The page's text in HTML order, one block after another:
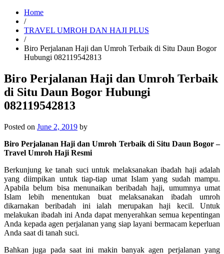
Home
/
TRAVEL UMROH DAN HAJI PLUS
/
Biro Perjalanan Haji dan Umroh Terbaik di Situ Daun Bogor
Hubungi 082119542813
Biro Perjalanan Haji dan Umroh Terbaik
di Situ Daun Bogor Hubungi
082119542813
Posted on June 2, 2019 by
Biro Perjalanan Haji dan Umroh Terbaik di Situ Daun Bogor –
Travel Umroh Haji Resmi
Berkunjung ke tanah suci untuk melaksanakan ibadah haji adalah
yang diimpikan untuk tiap-tiap umat Islam yang sudah mampu.
Apabila belum bisa menunaikan beribadah haji, umumnya umat
Islam lebih menentukan buat melaksanakan ibadah umroh
dikarnakan beribadah ini ialah merupakan haji kecil. Untuk
melakukan ibadah ini Anda dapat menyerahkan semua kepentingan
Anda kepada agen perjalanan yang siap layani bermacam keperluan
Anda saat di tanah suci.
Bahkan juga pada saat ini makin banyak agen perjalanan yang